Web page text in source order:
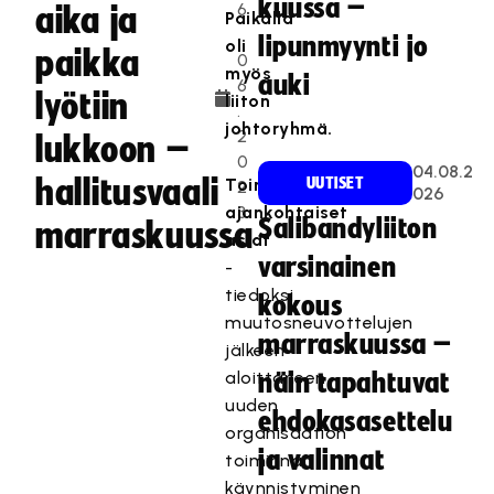
aika ja
paikka
lyötiin
lukkoon –
hallitusvaali
marraskuussa
6
.
0
6
.
2
0
2
3
Paikalla
oli
myös
liiton
johtoryhmä.
Toiminnanjohtajan
ajankohtaiset
asiat
-
tiedoksi
muutosneuvottelujen
jälkeen
aloittaneen
uuden
organisaation
toiminnan
käynnistyminen
kuussa –
lipunmyynti jo
auki
UUTISET
04.08.2
026
Salibandyliiton
varsinainen
kokous
marraskuussa –
näin tapahtuvat
ehdokasasettelu
ja valinnat